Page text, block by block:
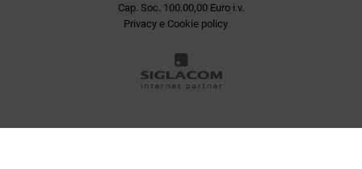
Cap. Soc. 100.00,00 Euro i.v.
Privacy e Cookie policy